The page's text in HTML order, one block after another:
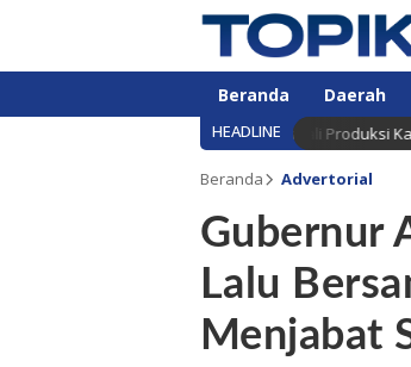
Beranda Daerah
HEADLINE
Smelter Manyar Gresik Kembali Produksi Katoda
Beranda Advertorial
Gubernur
Lalu
Menjabat